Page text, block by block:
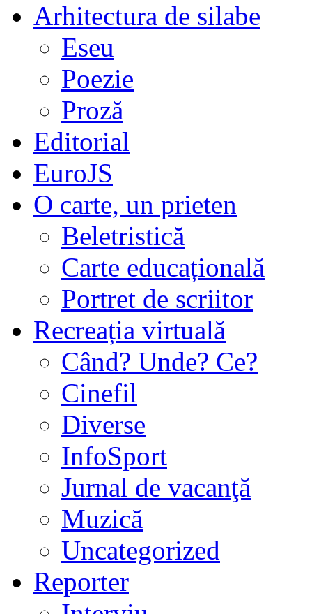
Arhitectura de silabe
Eseu
Poezie
Proză
Editorial
EuroJS
O carte, un prieten
Beletristică
Carte educațională
Portret de scriitor
Recreația virtuală
Când? Unde? Ce?
Cinefil
Diverse
InfoSport
Jurnal de vacanţă
Muzică
Uncategorized
Reporter